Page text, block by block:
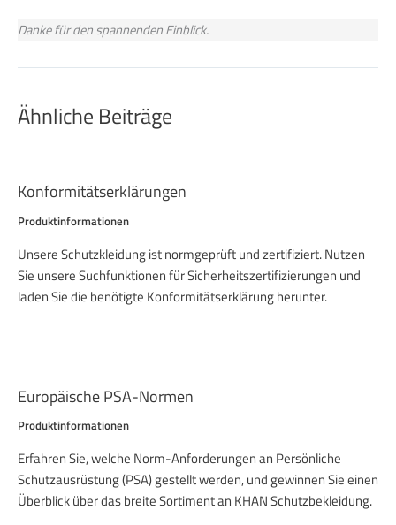
Danke für den spannenden Einblick.
Ähnliche Beiträge
Konformitätserklärungen
Produktinformationen
Unsere Schutzkleidung ist normgeprüft und zertifiziert. Nutzen
Sie unsere Suchfunktionen für Sicherheitszertifizierungen und
laden Sie die benötigte Konformitätserklärung herunter.
Europäische PSA-Normen
Produktinformationen
Erfahren Sie, welche Norm-Anforderungen an Persönliche
Schutzausrüstung (PSA) gestellt werden, und gewinnen Sie einen
Überblick über das breite Sortiment an KHAN Schutzbekleidung.